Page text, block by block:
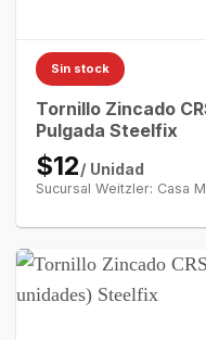
Sin stock
Tornillo Zincado
Pulgada Steelfix
$12/ Unidad
Sucursal Weitzler: Casa